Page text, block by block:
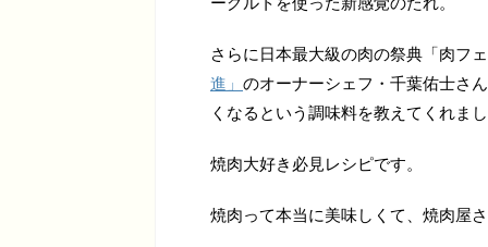
さらに日本最大級の肉の祭典「肉フ
進」 のオーナーシェフ・千葉佑士さ
くなるという調味料を教えてくれまし
焼肉大好き必見レシピです。
焼肉って本当に美味しくて、焼肉屋